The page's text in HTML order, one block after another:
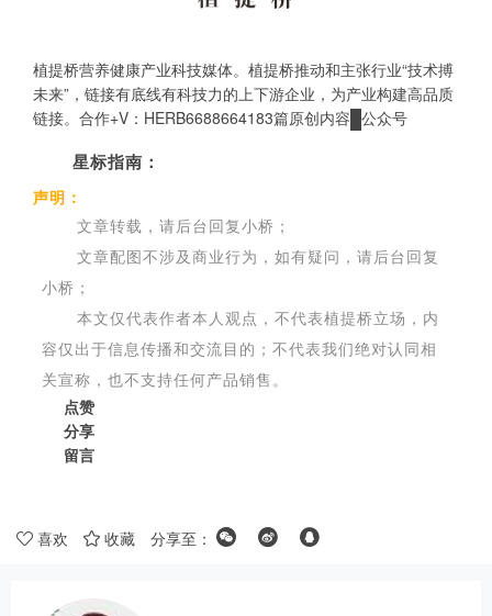
植提桥营养健康产业科技媒体。植提桥推动和主张行业“技术搏
未来”，链接有底线有科技力的上下游企业，为产业构建高品质
链接。合作+V：HERB6688664183篇原创内容 公众号
星标指南：
声明：
文章转载，请后台回复小桥；
文章配图不涉及商业行为，如有疑问，请后台回复
小桥 ；
本文仅代表作者本人观点，不代表植提桥立场，内
容仅出于信息传播和交流目的；不代表我们绝对认同相
关宣称，也不支持任何产品销售。
点赞
分享
留言
喜欢 收藏 分享至：